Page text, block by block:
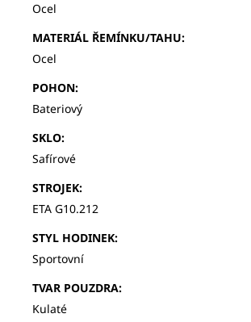
Ocel
MATERIÁL ŘEMÍNKU/TAHU:
Ocel
POHON:
Bateriový
SKLO:
Safírové
STROJEK:
ETA G10.212
STYL HODINEK:
Sportovní
TVAR POUZDRA:
Kulaté